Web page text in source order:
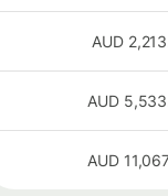
AUD
AUD
AUD